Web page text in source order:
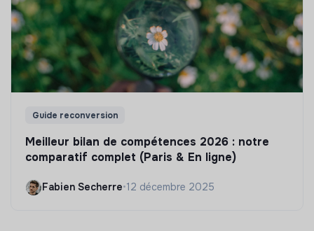
Guide reconversion
Meilleur bilan de compétences 2026 : notre
comparatif complet (Paris & En ligne)
Fabien Secherre•12 décembre 2025